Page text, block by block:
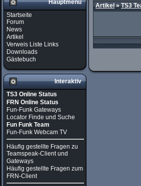
Hauptmenü
Startseite
Forum
News
Artikel
Verweis Liste Links
Downloads
Gästebuch
Interaktiv
TS3 Online Status
FRN Online Status
Fun-Funk Gateways
Locator Finde und Suche
Fun Funk Team
Fun-Funk Webcam TV
Häufig gestellte Fragen zu
Teamspeak-Client und
Gateways
Häufig gestellte Fragen zum
FRN-Client
Artikel» TS3